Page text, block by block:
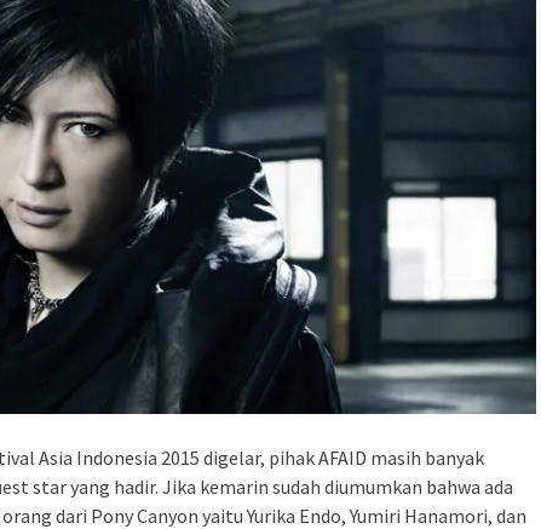
Asia Indonesia 2015 digelar, pihak AFAID masih banyak
star yang hadir. Jika kemarin sudah diumumkan bahwa ada
dari Pony Canyon yaitu Yurika Endo, Yumiri Hanamori, dan